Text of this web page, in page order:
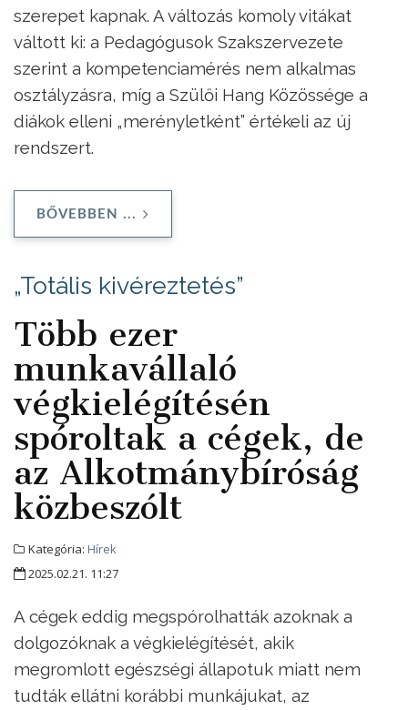
szerepet kapnak. A változás komoly vitákat
váltott ki: a Pedagógusok Szakszervezete
szerint a kompetenciamérés nem alkalmas
osztályzásra, míg a Szülői Hang Közössége a
diákok elleni „merényletként” értékeli az új
rendszert.
BŐVEBBEN ...
„Totális kivéreztetés”
Több ezer
munkavállaló
végkielégítésén
spóroltak a cégek, de
az Alkotmánybíróság
közbeszólt
Kategória: Hírek
2025.02.21. 11:27
A cégek eddig megspórolhatták azoknak a
dolgozóknak a végkielégítését, akik
megromlott egészségi állapotuk miatt nem
tudták ellátni korábbi munkájukat, az